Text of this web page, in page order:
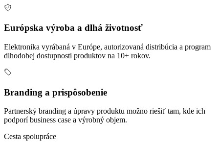
Európska výroba a dlhá životnosť
Elektronika vyrábaná v Európe, autorizovaná distribúcia a program
dlhodobej dostupnosti produktov na 10+ rokov.
Branding a prispôsobenie
Partnerský branding a úpravy produktu možno riešiť tam, kde ich
podporí business case a výrobný objem.
Cesta spolupráce